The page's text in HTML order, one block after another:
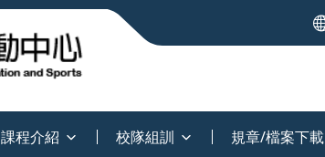
課程介紹 校隊組訓 規章/檔案下載